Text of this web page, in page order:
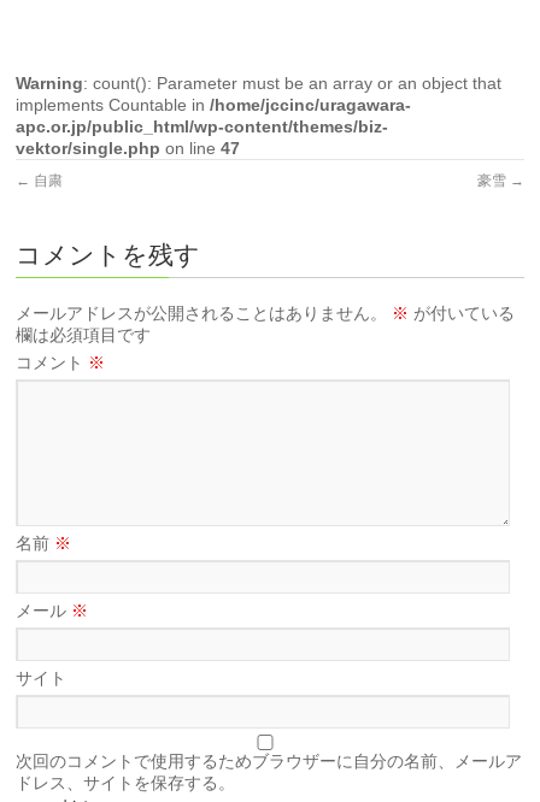
Warning: count(): Parameter must be an array or an object that
implements Countable in/home/jccinc/uragawara-
apc.or.jp/public_html/wp-content/themes/biz-
vektor/single.php on line47
← 自粛 豪雪 →
コメントを残す
メールアドレスが公開されることはありません。 ※ が付いている
欄は必須項目です
コメント ※
名前 ※
メール ※
サイト
次回のコメントで使用するためブラウザーに自分の名前、メールア
ドレス、サイトを保存する。